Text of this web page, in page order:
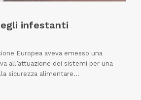
infestanti
Europea aveva emesso una
all’attuazione dei sistemi per una
sicurezza alimentare…